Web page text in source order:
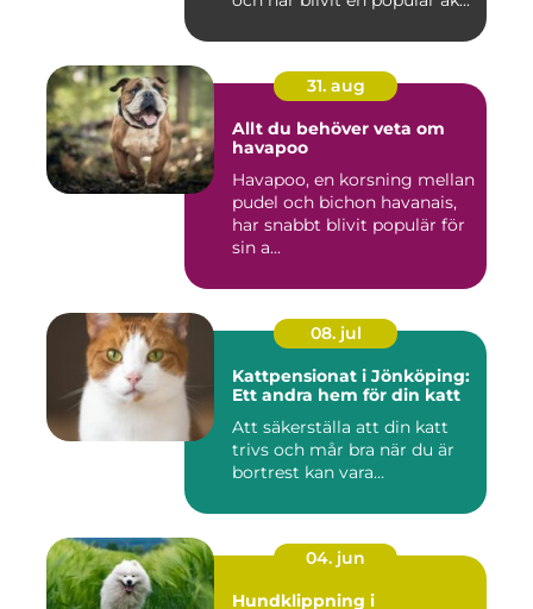
31. aug
Allt du behöver veta om
havapoo
Havapoo, en korsning mellan
pudel och bichon havanais,
har snabbt blivit populär för
sin a...
08. jul
Kattpensionat i Jönköping:
Ett andra hem för din katt
Att säkerställa att din katt
trivs och mår bra när du är
bortrest kan vara...
04. jun
Hundklippning i